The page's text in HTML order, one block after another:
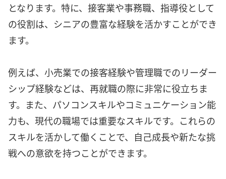
となります。特に、接客業や事務職、指導役として
の役割は、シニアの豊富な経験を活かすことができ
ます。
例えば、小売業での接客経験や管理職でのリーダー
シップ経験などは、再就職の際に非常に役立ちま
す。また、パソコンスキルやコミュニケーション能
力も、現代の職場では重要なスキルです。これらの
スキルを活かして働くことで、自己成長や新たな挑
戦への意欲を持つことができます。